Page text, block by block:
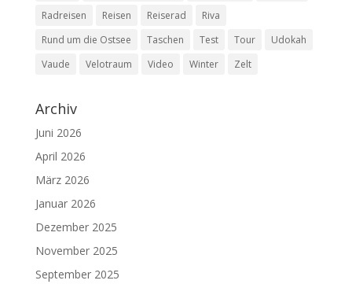
Radreisen
Reisen Reiserad
Riva
Rund um die Ostsee
Taschen Test Tour
Udokah
Vaude
Velotraum Video Winter Zelt
Archiv
Juni 2026
April 2026
März 2026
Januar 2026
Dezember 2025
November 2025
September 2025